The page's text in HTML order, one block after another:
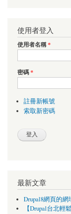
使用者登入
使用者名稱*
密碼*
註冊新帳號
索取新密碼
最新文章
Drupal8網頁的
【Drupal台北輕